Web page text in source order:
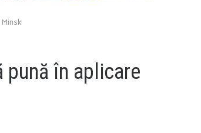
pună în aplicare